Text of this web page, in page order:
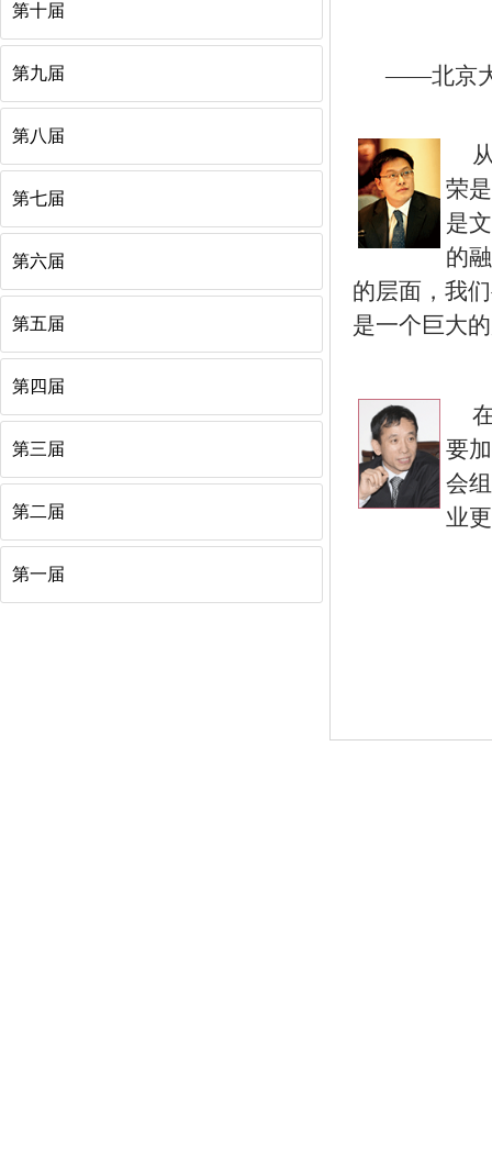
第十届
第九届
第八届
第七届
第六届
第五届
第四届
第三届
第二届
第一届
——北京大
荣
是
的
的层面，我
是一个巨大
要
会
业